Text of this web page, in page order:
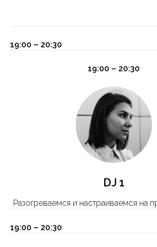
19:00 – 20:30
19:00 – 20:30
DJ 1
Разогреваемся и настраиваемся на
19:00 – 20:30